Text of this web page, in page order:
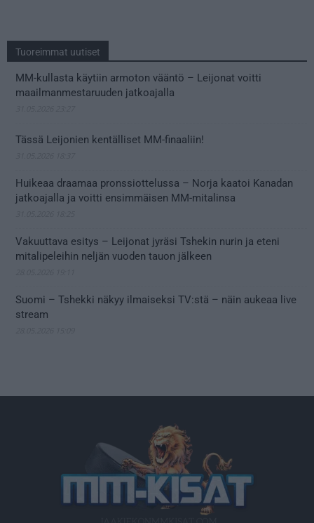
Tuoreimmat uutiset
MM-kullasta käytiin armoton vääntö – Leijonat voitti
maailmanmestaruuden jatkoajalla
Tässä Leijonien kentälliset MM-finaaliin!
Huikeaa draamaa pronssiottelussa – Norja kaatoi Kanadan
jatkoajalla ja voitti ensimmäisen MM-mitalinsa
Vakuuttava esitys – Leijonat jyräsi Tshekin nurin ja eteni
mitalipeleihin neljän vuoden tauon jälkeen
Suomi – Tshekki näkyy ilmaiseksi TV:stä – näin aukeaa live
stream